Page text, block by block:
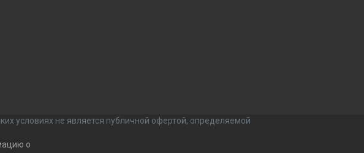
условиях не является публичной офертой, определяемой
о